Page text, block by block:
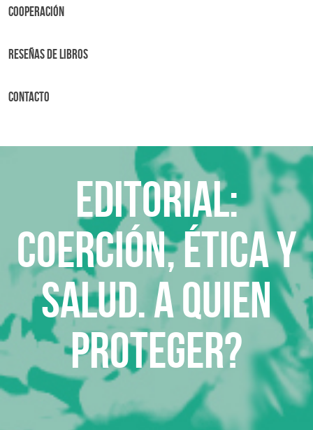
Cooperación
Reseñas de libros
Contacto
Editorial:
Coerción, Ética y
Salud. A quien
proteger?